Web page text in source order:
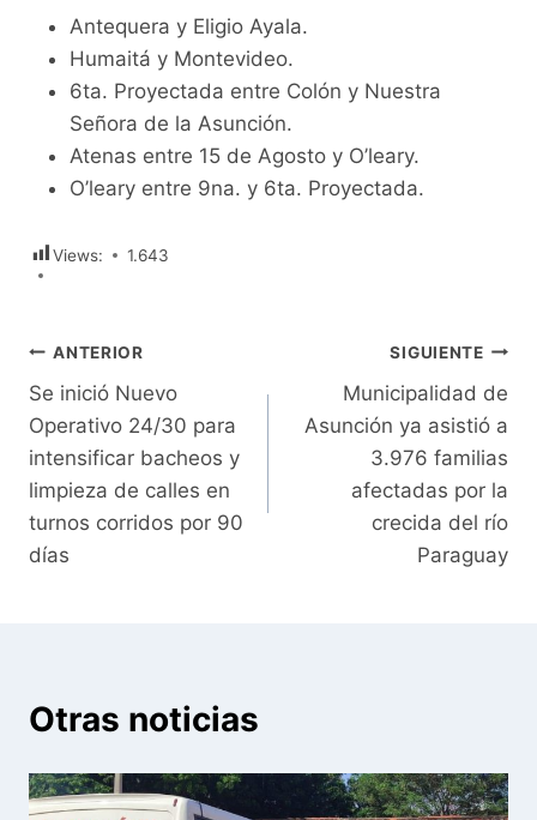
Antequera y Eligio Ayala.
Humaitá y Montevideo.
6ta. Proyectada entre Colón y Nuestra
Señora de la Asunción.
Atenas entre 15 de Agosto y O’leary.
O’leary entre 9na. y 6ta. Proyectada.
Views: 1.643
Navegación
de
entradas
ANTERIOR
Se inició Nuevo
Operativo 24/30 para
intensificar bacheos y
limpieza de calles en
turnos corridos por 90
días
SIGUIENTE
Municipalidad de
Asunción ya asistió a
3.976 familias
afectadas por la
crecida del río
Paraguay
Otras noticias